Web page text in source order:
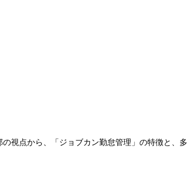
視点から、「ジョブカン勤怠管理」の特徴と、多